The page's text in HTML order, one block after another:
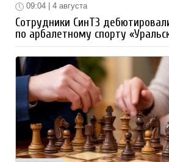
09:04 | 4 августа
Сотрудники СинТЗ
по арбалетному спорту